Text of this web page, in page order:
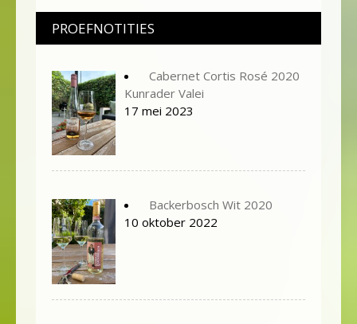
PROEFNOTITIES
Cabernet Cortis Rosé 2020
Kunrader Valei
17 mei 2023
Backerbosch Wit 2020
10 oktober 2022